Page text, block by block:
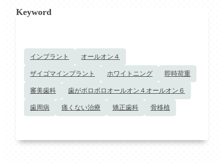
Keyword
インプラント オールオン４
ザイゴマインプラント ホワイトニング 即時荷重
審美歯科 歯がボロボロオールオン４オールオン６
歯周病 痛くない治療 矯正歯科 骨移植